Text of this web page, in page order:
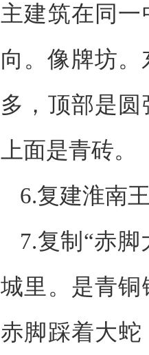
主建筑在同
向。像牌坊
多，顶部是
上面是青砖。
6.复建淮南
7.复制“赤
城里。是青
赤脚踩着大